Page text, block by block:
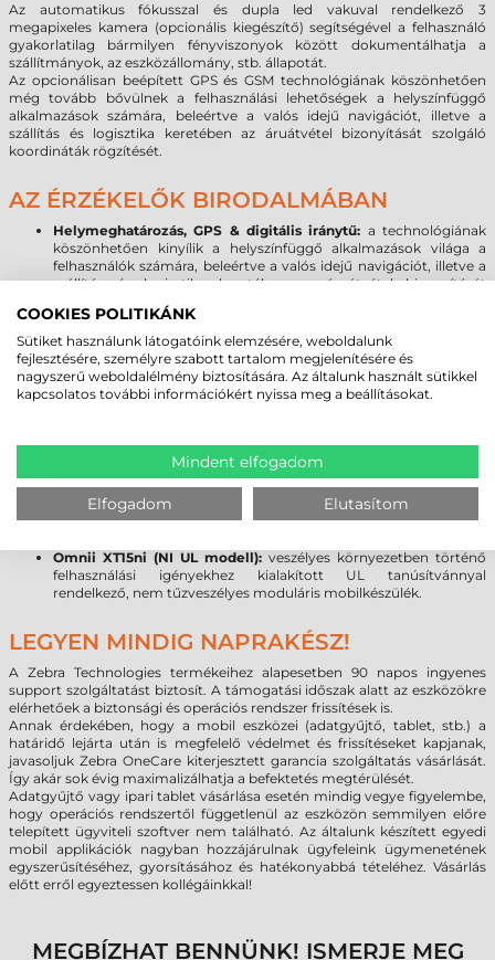
Az automatikus fókusszal és dupla led vakuval rendelkező 3
megapixeles kamera (opcionális kiegészítő) segítségével a felhasználó
gyakorlatilag bármilyen fényviszonyok között dokumentálhatja a
szállítmányok, az eszközállomány, stb. állapotát.
Az opcionálisan beépített GPS és GSM technológiának köszönhetően
még tovább bővülnek a felhasználási lehetőségek a helyszínfüggő
alkalmazások számára, beleértve a valós idejű navigációt, illetve a
szállítás és logisztika keretében az áruátvétel bizonyítását szolgáló
koordináták rögzítését.
AZ ÉRZÉKELŐK BIRODALMÁBAN
Helymeghatározás, GPS & digitális iránytű: a technológiának
köszönhetően kinyílik a helyszínfüggő alkalmazások világa a
felhasználók számára, beleértve a valós idejű navigációt, illetve a
szállítás és logisztika keretében az áruátvétel bizonyítását
szolgáló koordináták rögzítését.
Mozgás-, gyorsulás érzékelés:
a Symbol/Motorola Omnii XT15f ipari adatgyűjtő számára a
gyorsulásérzékelő üzleti szintű implementációját valamint a
mozgás alapú alkalmazások használatát, beleértve a dinamikus
képernyő tájolást.
FŐBB OMNII XT MODELLEK:
Omnii XT15 (Standard modell):raktártechnika, ipar, gyártás
Omnii XT15f (Chiller modell):hűtőházi alkalmazásokhoz (fűtött
vonalkód olvasó ablak: -20°C-tól, +50°C-ig)
Omnii XT15f (Arctic modell):mélyhűtőházi alkalmazásokhoz
Omnii XT15ni (NI UL modell): veszélyes környezetben történő
felhasználási igényekhez kialakított UL tanúsítvánnyal
rendelkező, nem tűzveszélyes moduláris mobilkészülék.
LEGYEN MINDIG NAPRAKÉSZ!
A Zebra Technologies termékeihez alapesetben 90 napos ingyenes
support szolgáltatást biztosít. A támogatási időszak alatt az eszközökre
elérhetőek a biztonsági és operációs rendszer frissítések is.
Annak érdekében, hogy a mobil eszközei (adatgyűjtő, tablet, stb.) a
határidő lejárta után is megfelelő védelmet és frissítéseket kapjanak,
javasoljuk Zebra OneCare kiterjesztett garancia szolgáltatás vásárlását.
Így akár sok évig maximalizálhatja a befektetés megtérülését.
Adatgyűjtő vagy ipari tablet vásárlása esetén mindig vegye figyelembe,
hogy operációs rendszertől függetlenül az eszközön semmilyen előre
telepített ügyviteli szoftver nem található. Az általunk készített egyedi
mobil applikációk nagyban hozzájárulnak ügyfeleink ügymenetének
egyszerűsítéséhez, gyorsításához és hatékonyabbá tételéhez. Vásárlás
előtt erről egyeztessen kollégáinkkal!
MEGBÍZHAT BENNÜNK! ISMERJE MEG
COOKIES POLITIKÁNK
Sütiket használunk látogatóink elemzésére, weboldalunk
fejlesztésére, személyre szabott tartalom megjelenítésére és
nagyszerű weboldalélmény biztosítására. Az általunk használt sütikkel
kapcsolatos további információkért nyissa meg a beállításokat.
Mindent elfogadom
Elfogadom Elutasítom